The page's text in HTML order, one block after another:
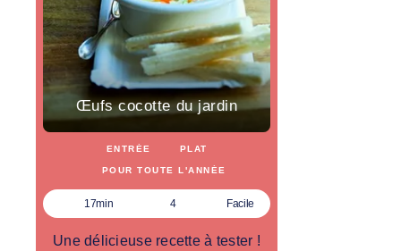
Œufs cocotte du jardin
ENTRÉE PLAT
POUR TOUTE L'ANNÉE
17min 4 Facile
Une délicieuse recette à tester !